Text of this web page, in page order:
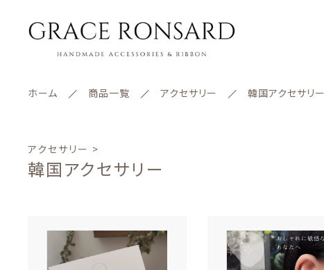
ホーム 商品一覧 アクセサリー 韓国アクセサリー
アクセサリー >
韓国アクセサリー
セール商品
商品一覧
親カテゴリー